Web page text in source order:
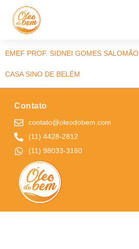
BAIRRO:
CRAS II
EMEF PROF. SIDNEI GOMES SALOMÃO
CASA SINO DE BELÉM
Contato
contato@oleodobem.com
(11) 4428-2812
(11) 98033-3160